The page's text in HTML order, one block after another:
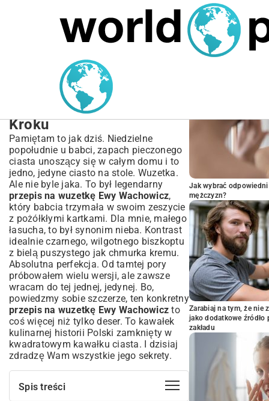
MARIUSZ ŁAMAGA 04.10.2025
Przepis na wuzetkę Ewy
Wachowicz: Sekrety
Idealnego Ciasta Krok po
Kroku
Pamiętam to jak dziś. Niedzielne
popołudnie u babci, zapach pieczonego
ciasta unoszący się w całym domu i to
jedno, jedyne ciasto na stole. Wuzetka.
Ale nie byle jaka. To był legendarny
przepis na wuzetkę Ewy Wachowicz,
który babcia trzymała w swoim zeszycie
z pożółkłymi kartkami. Dla mnie, małego
łasucha, to był synonim nieba. Kontrast
idealnie czarnego, wilgotnego biszkoptu
z bielą puszystego jak chmurka kremu.
Absolutna perfekcja. Od tamtej pory
próbowałem wielu wersji, ale zawsze
wracam do tej jednej, jedynej. Bo,
powiedzmy sobie szczerze, ten konkretny
przepis na wuzetkę Ewy Wachowicz to
coś więcej niż tylko deser. To kawałek
kulinarnej historii Polski zamknięty w
kwadratowym kawałku ciasta. I dzisiaj
zdradzę Wam wszystkie jego sekrety.
Spis treści
Jak wybrać
mężczyzn?
Zarabiaj na tym, że nie
jako dodatkowe
zakładu